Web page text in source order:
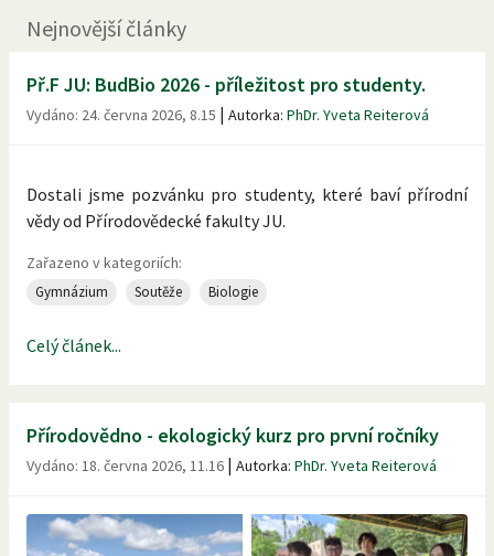
Nejnovější články
Př.F JU: BudBio 2026 - příležitost pro studenty.
Vydáno: 24. června 2026, 8.15 | Autorka: PhDr. Yveta Reiterová
Dostali jsme pozvánku pro studenty, které baví přírodní
vědy od Přírodovědecké fakulty JU.
Zařazeno v kategoriích:
Gymnázium Soutěže Biologie
Celý článek...
Přírodovědno - ekologický kurz pro první ročníky
Vydáno: 18. června 2026, 11.16 | Autorka: PhDr. Yveta Reiterová